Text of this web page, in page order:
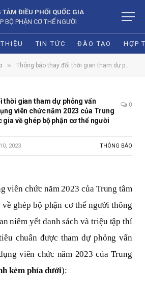
TÂM ĐIỀU PHỐI QUỐC GIA
BỘ PHẬN CƠ THỂ NGƯỜI
TIN TỨC ĐÀO TẠO HỢP
» Thông báo thay đổi thời gian tham dự phỏng vấn (vòng 2) kỳ tuyển dụng viên chức năm 2023 của Trung tâm Điều phối Quốc gia về ghép bộ phận cơ thể người
thời gian tham dự phỏng vấn
viên chức năm 2023 của Trung
gia về ghép bộ phận cơ thể người
0
2023 THÔNG BÁO
viên chức năm 2023 của Trung tâm
ghép bộ phận cơ thể người thông
niêm yết danh sách và triệu tập thí
chuẩn được tham dự phỏng vấn
viên chức năm 2023 của Trung
kèm phía dưới):